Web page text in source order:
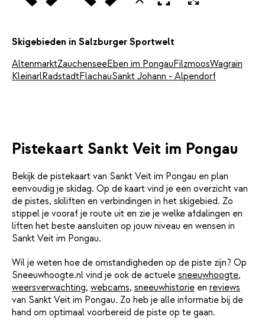
Skigebieden in Salzburger Sportwelt
AltenmarktZauchenseeEben im PongauFilzmoosWagrain
KleinarlRadstadtFlachauSankt Johann - Alpendorf
Pistekaart Sankt Veit im Pongau
Bekijk de pistekaart van Sankt Veit im Pongau en plan
eenvoudig je skidag. Op de kaart vind je een overzicht van
de pistes, skiliften en verbindingen in het skigebied. Zo
stippel je vooraf je route uit en zie je welke afdalingen en
liften het beste aansluiten op jouw niveau en wensen in
Sankt Veit im Pongau.
Wil je weten hoe de omstandigheden op de piste zijn? Op
Sneeuwhoogte.nl vind je ook de actuele sneeuwhoogte,
weersverwachting, webcams, sneeuwhistorie en reviews
van Sankt Veit im Pongau. Zo heb je alle informatie bij de
hand om optimaal voorbereid de piste op te gaan.